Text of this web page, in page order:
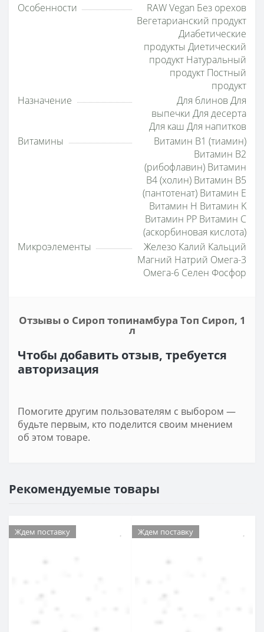
Особенности
RAW Vegan Без орехов
Вегетарианский продукт
Диабетические
продукты Диетический
продукт Натуральный
продукт Постный
продукт
Назначение
Для блинов Для
выпечки Для десерта
Для каш Для напитков
Витамины
Витамин B1 (тиамин)
Витамин B2
(рибофлавин) Витамин
B4 (холин) Витамин B5
(пантотенат) Витамин E
Витамин H Витамин K
Витамин PP Витамин С
(аскорбиновая кислота)
Микроэлементы
Железо Калий Кальций
Магний Натрий Омега-3
Омега-6 Селен Фосфор
Отзывы о Сироп топинамбура Топ Сироп, 1
л
Чтобы добавить отзыв, требуется
авторизация
Помогите другим пользователям с выбором —
будьте первым, кто поделится своим мнением
об этом товаре.
Рекомендуемые товары
Ждем поставку Ждем поставку